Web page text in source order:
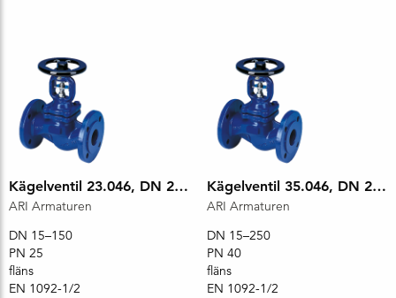
Kägelventil 23.046, DN 25, PN 25
ARI Armaturen
DN 15–150
PN 25
fläns
EN 1092-1/2
Kägelventil 35.046, DN 20, PN 40
ARI Armaturen
DN 15–250
PN 40
fläns
EN 1092-1/2